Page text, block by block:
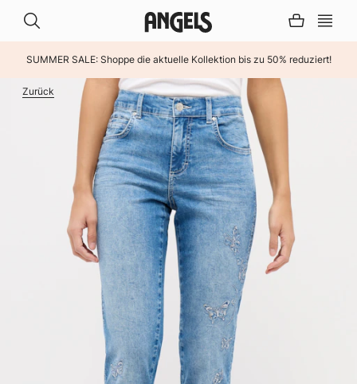
SUMMER SALE: Shoppe die aktuelle Kollektion bis zu 50% reduziert!
Zurück